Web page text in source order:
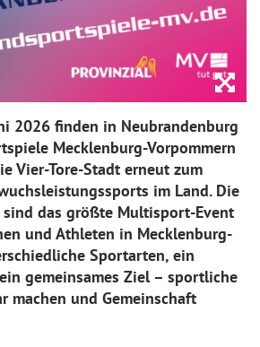
2026 finden in Neubrandenburg
Mecklenburg-Vorpommern
Vier-Tore-Stadt erneut zum
im Land. Die
das größte Multisport-Event
und Athleten in Mecklenburg-
Sportarten, ein
gemeinsames Ziel – sportliche
machen und Gemeinschaft